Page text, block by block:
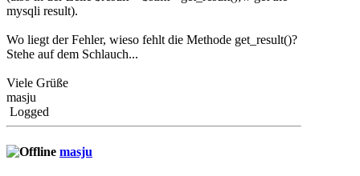
mysqli result).
Wo liegt der Fehler, wieso fehlt die Methode get_result()?
Stehe auf dem Schlauch...
Viele Grüße
masju
Logged
masju